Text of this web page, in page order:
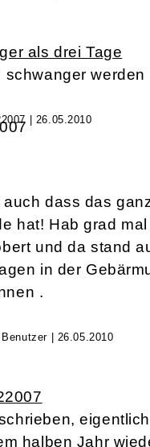
als drei Tage
schwanger werden
| 26.05.2010
dass das
hat! Hab grad mal
und da stand
in der
.
| 26.05.2010
eigentlich
halben Jahr